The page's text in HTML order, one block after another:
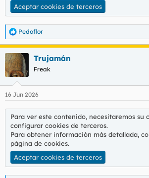
Aceptar cookies de terceros
R
e
a
c
c
i
e
Pedoflor
Trujamán
Freak
16 Jun 2026
Para ver este contenido, necesitaremos su
configurar cookies de terceros.
Para obtener información más detallada,
página de cookies.
Aceptar cookies de terceros